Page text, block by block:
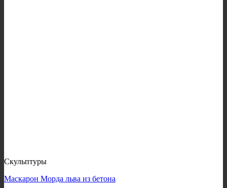
Скульптуры
Маскарон Морда льва из бетона